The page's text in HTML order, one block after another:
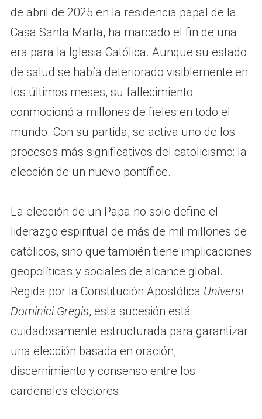
de abril de 2025 en la residencia papal de la
Casa Santa Marta, ha marcado el fin de una
era para la Iglesia Católica. Aunque su estado
de salud se había deteriorado visiblemente en
los últimos meses, su fallecimiento
conmocionó a millones de fieles en todo el
mundo. Con su partida, se activa uno de los
procesos más significativos del catolicismo: la
elección de un nuevo pontífice.
La elección de un Papa no solo define el
liderazgo espiritual de más de mil millones de
católicos, sino que también tiene implicaciones
geopolíticas y sociales de alcance global.
Regida por la Constitución Apostólica Universi
Dominici Gregis, esta sucesión está
cuidadosamente estructurada para garantizar
una elección basada en oración,
discernimiento y consenso entre los
cardenales electores.